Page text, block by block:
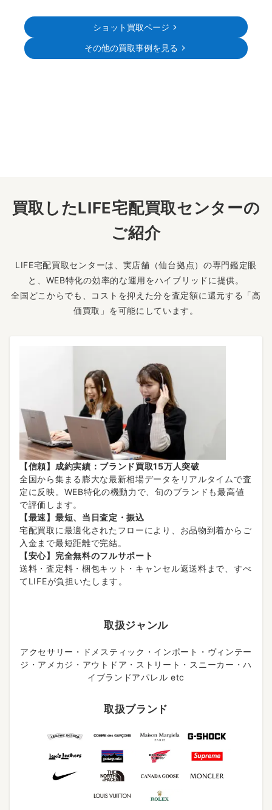
ショット買取ページ
その他の買取事例を見る
買取したLIFE宅配買取センターの
ご紹介
LIFE宅配買取センターは、実店舗（仙台拠点）の専門鑑定眼
と、WEB特化の効率的な運用をハイブリッドに提供。
全国どこからでも、コストを抑えた分を査定額に還元する「高
価買取」を可能にしています。
【信頼】成約実績：ブランド買取15万人突破
全国から集まる膨大な最新相場データをリアルタイムで査
定に反映。WEB特化の機動力で、旬のブランドも最高値
で評価します。
【最速】最短、当日査定・振込
宅配買取に最適化されたフローにより、お品物到着からご
入金まで最短距離で完結。
【安心】完全無料のフルサポート
送料・査定料・梱包キット・キャンセル返送料まで、すべ
てLIFEが負担いたします。
取扱ジャンル
アクセサリー・ドメスティック・インポート・ヴィンテー
ジ・アメカジ・アウトドア・ストリート・スニーカー・ハ
イブランドアパレル etc
取扱ブランド